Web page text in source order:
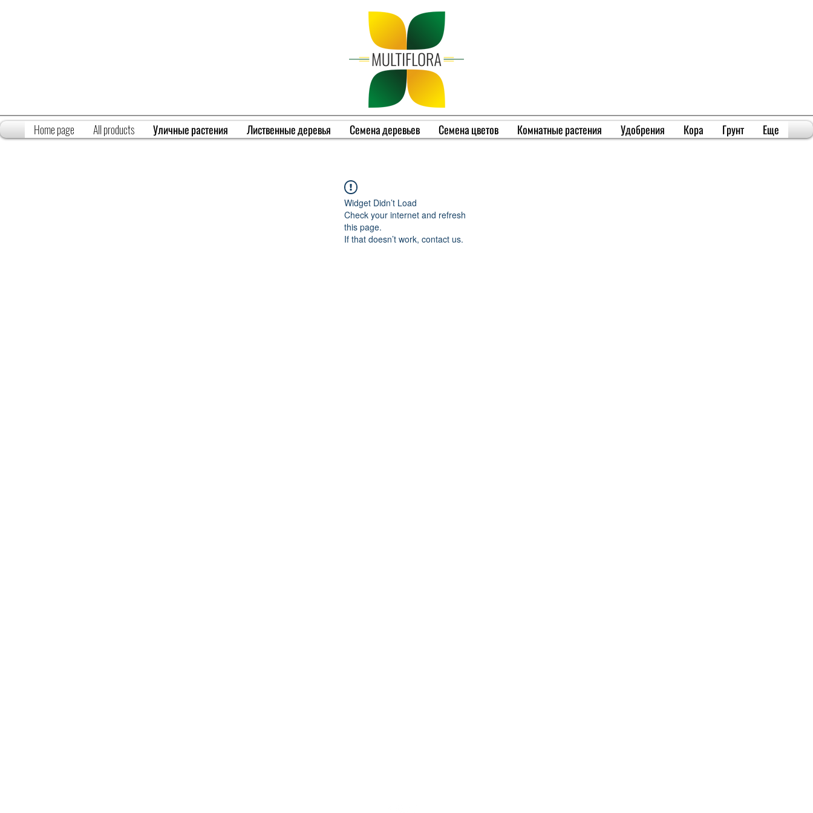
Home page All products Уличные растения Лиственные деревья Семена деревьев Семена цветов Комнатные растения Удобрения Кора Грунт Еще
Widget Didn’t Load
Check your internet and refresh
this page.
If that doesn’t work, contact us.